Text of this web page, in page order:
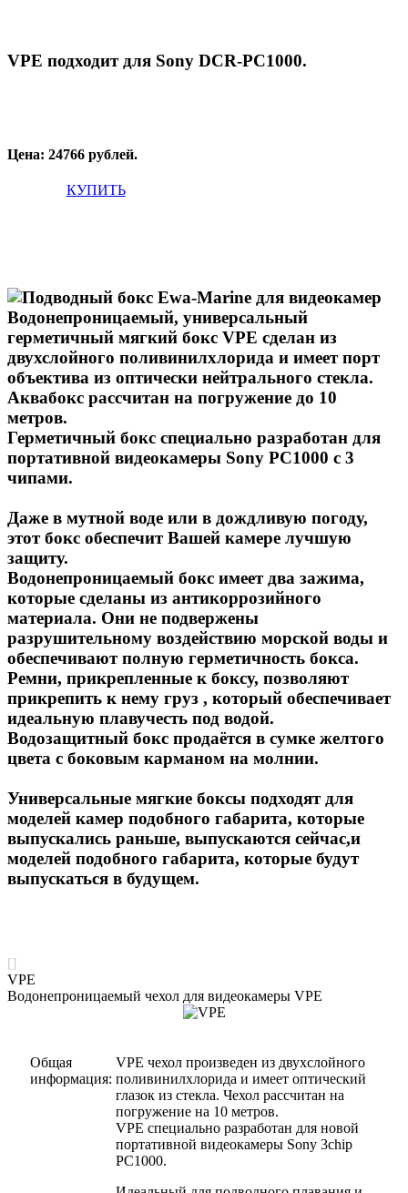
VPE подходит для Sony DCR-PC1000.
Цена: 24766 рублей.
КУПИТЬ
Водонепроницаемый, универсальный
герметичный мягкий бокс VPE сделан из
двухслойного поливинилхлорида и имеет порт
объектива из оптически нейтрального стекла.
Аквабокс рассчитан на погружение до 10
метров.
Герметичный бокс специально разработан для
портативной видеокамеры Sony PC1000 с 3
чипами.
Даже в мутной воде или в дождливую погоду,
этот бокс обеспечит Вашей камере лучшую
защиту.
Водонепроницаемый бокс имеет два зажима,
которые сделаны из антикоррозийного
материала. Они не подвержены
разрушительному воздействию морской воды и
обеспечивают полную герметичность бокса.
Ремни, прикрепленные к боксу, позволяют
прикрепить к нему груз , который обеспечивает
идеальную плавучесть под водой.
Водозащитный бокс продаётся в сумке желтого
цвета с боковым карманом на молнии.
Универсальные мягкие боксы подходят для
моделей камер подобного габарита, которые
выпускались раньше, выпускаются сейчас,и
моделей подобного габарита, которые будут
выпускаться в будущем.
[]
VPE
Водонепроницаемый чехол для видеокамеры VPE
Общая
информация:
VPE чехол произведен из двухслойного
поливинилхлорида и имеет оптический
глазок из стекла. Чехол рассчитан на
погружение на 10 метров.
VPE специально разработан для новой
портативной видеокамеры Sony 3chip
PC1000.